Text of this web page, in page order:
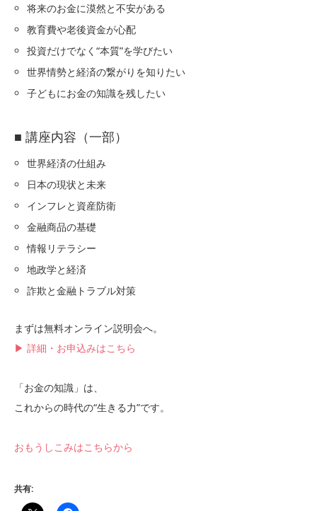
将来のお金に漠然と不安がある
教育費や老後資金が心配
投資だけでなく“本質”を学びたい
世界情勢と経済の繋がりを知りたい
子どもにお金の知識を残したい
■ 講座内容（一部）
世界経済の仕組み
日本の現状と未来
インフレと資産防衛
金融商品の基礎
情報リテラシー
地政学と経済
詐欺と金融トラブル対策
まずは無料オンライン説明会へ。
▶ 詳細・お申込みはこちら
「お金の知識」は、
これからの時代の“生きる力”です。
おもうしこみはこちらから
共有: